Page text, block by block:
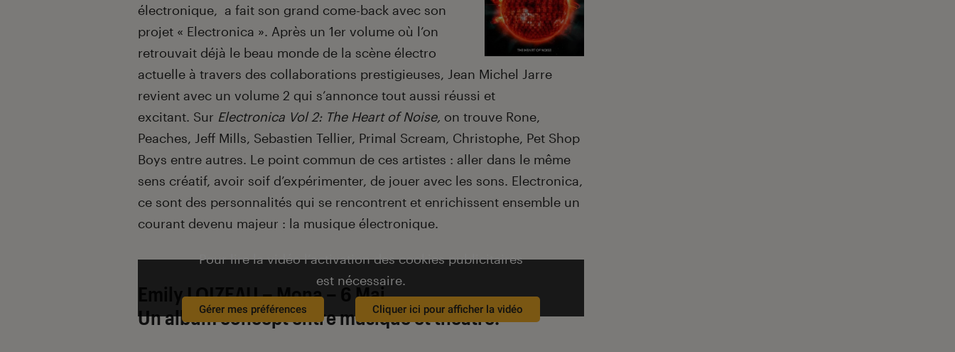
électronique, a fait son grand come-back avec son
projet « Electronica ». Après un 1er volume où l’on
retrouvait déjà le beau monde de la scène électro
actuelle à travers des collaborations prestigieuses, Jean Michel Jarre
revient avec un volume 2 qui s’annonce tout aussi réussi et
excitant. Sur Electronica Vol 2: The Heart of Noise, on trouve Rone,
Peaches, Jeff Mills, Sebastien Tellier, Primal Scream, Christophe, Pet Shop
Boys entre autres. Le point commun de ces artistes : aller dans le même
sens créatif, avoir soif d’expérimenter, de jouer avec les sons. Electronica,
ce sont des personnalités qui se rencontrent et enrichissent ensemble un
courant devenu majeur : la musique électronique.
Pour lire la vidéo l’activation des cookies publicitaires
est nécessaire.
Gérer mes préférences Cliquer ici pour afficher la vidéo
mily LOIZEAU – Mona – 6 Mai
Un album concept entre musique et théâtre.